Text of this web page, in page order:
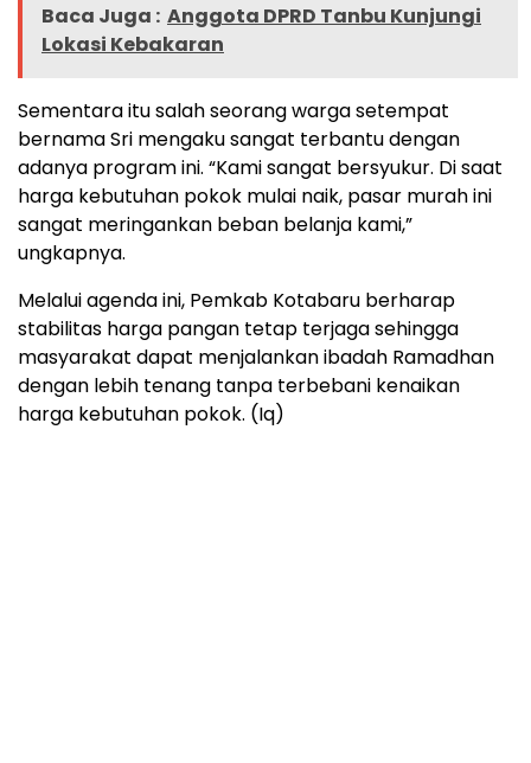
Baca Juga : Anggota DPRD Tanbu Kunjungi
Lokasi Kebakaran
Sementara itu salah seorang warga setempat
bernama Sri mengaku sangat terbantu dengan
adanya program ini. “Kami sangat bersyukur. Di saat
harga kebutuhan pokok mulai naik, pasar murah ini
sangat meringankan beban belanja kami,”
ungkapnya.
Melalui agenda ini, Pemkab Kotabaru berharap
stabilitas harga pangan tetap terjaga sehingga
masyarakat dapat menjalankan ibadah Ramadhan
dengan lebih tenang tanpa terbebani kenaikan
harga kebutuhan pokok. (Iq)